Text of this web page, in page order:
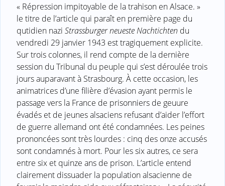
« Répression impitoyable de la trahison en Alsace. »
le titre de l’article qui paraît en première page du
qutidien nazi Strassburger neueste Nachtichten du
vendredi 29 janvier 1943 est tragiquement explicite.
Sur trois colonnes, il rend compte de la dernière
session du Tribunal du peuple qui s’est déroulée trois
jours auparavant à Strasbourg. À cette occasion, les
animatrices d’une filière d’évasion ayant permis le
passage vers la France de prisonniers de geuure
évadés et de jeunes alsaciens refusant d’aider l’effort
de guerre allemand ont été condamnées. Les peines
prononcées sont très lourdes : cinq des onze accusés
sont condamnés à mort. Pour les six autres, ce sera
entre six et quinze ans de prison. L’article entend
clairement dissuader la population alsacienne de